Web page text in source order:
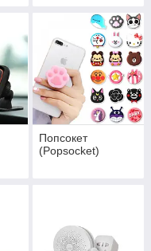
Попсокет
(Popsocket)